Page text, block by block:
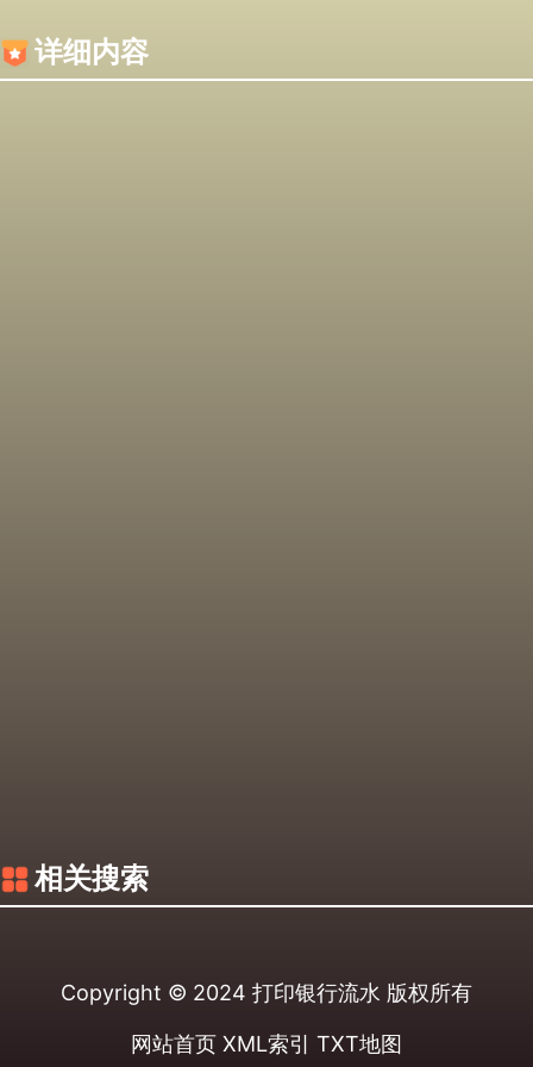
详细内容
相关搜索
Copyright © 2024 打印银行流水 版权所有
网站首页 XML索引 TXT地图